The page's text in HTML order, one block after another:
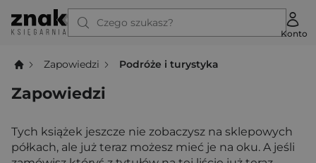
Czego szukasz?
Konto
Zapowiedzi Podróże i turystyka
Zapowiedzi
Tych książek jeszcze nie zobaczysz na sklepowych
półkach, ale już teraz możesz mieć je na oku. A jeśli